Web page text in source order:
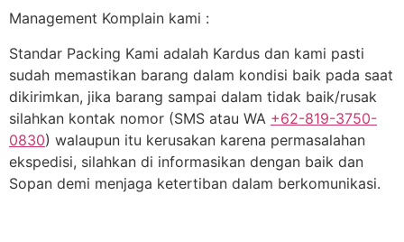
Management Komplain kami :
Standar Packing Kami adalah Kardus dan kami pasti
sudah memastikan barang dalam kondisi baik pada saat
dikirimkan, jika barang sampai dalam tidak baik/rusak
silahkan kontak nomor (SMS atau WA +62-819-3750-
0830) walaupun itu kerusakan karena permasalahan
ekspedisi, silahkan di informasikan dengan baik dan
Sopan demi menjaga ketertiban dalam berkomunikasi.